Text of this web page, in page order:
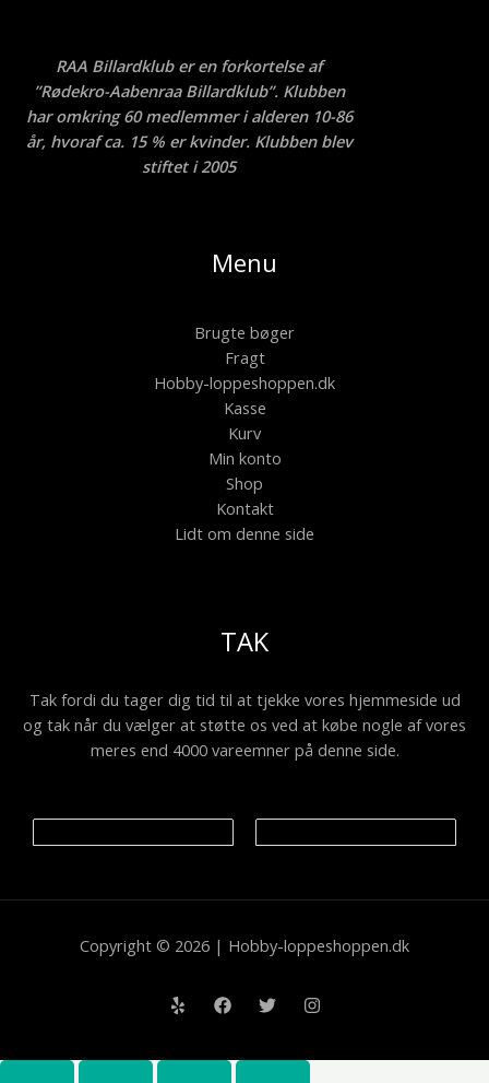
RAA Billardklub er en forkortelse af
”Rødekro-Aabenraa Billardklub”. Klubben
har omkring 60 medlemmer i alderen 10-86
år, hvoraf ca. 15 % er kvinder. Klubben blev
stiftet i 2005
Menu
Brugte bøger
Fragt
Hobby-loppeshoppen.dk
Kasse
Kurv
Min konto
Shop
Kontakt
Lidt om denne side
TAK
Tak fordi du tager dig tid til at tjekke vores hjemmeside ud
og tak når du vælger at støtte os ved at købe nogle af vores
meres end 4000 vareemner på denne side.
Copyright © 2026 | Hobby-loppeshoppen.dk